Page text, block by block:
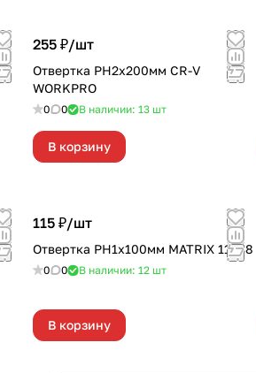
255 ₽/шт
Отвертка PH2x200мм CR-V
WORKPRO
0 0 В наличии: 13 шт
В корзину
115 ₽/шт
Отвертка PH1х100мм MATRIX 11438
0 0 В наличии: 12 шт
В корзину